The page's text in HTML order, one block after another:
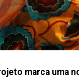
marca uma